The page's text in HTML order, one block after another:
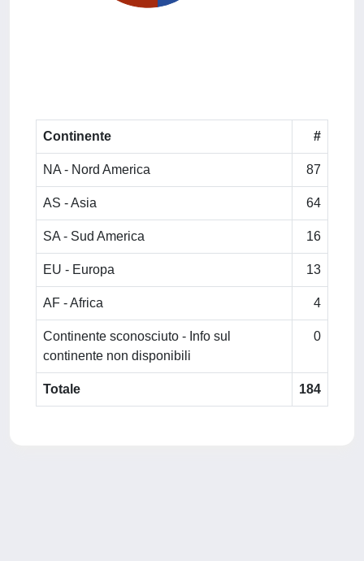
Continente #
NA - Nord America 87
AS - Asia 64
SA - Sud America 16
EU - Europa 13
AF - Africa 4
Continente sconosciuto - Info sul
continente non disponibili
0
Totale 184